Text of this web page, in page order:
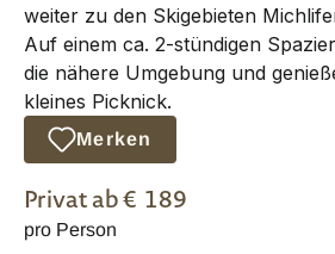
weiter zu den Skigebieten
Auf einem ca. 2-stündigen
die nähere Umgebung und
kleines Picknick.
Merken
Privatab € 189
pro Person